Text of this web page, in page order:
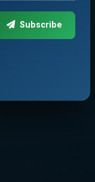
Subscribe